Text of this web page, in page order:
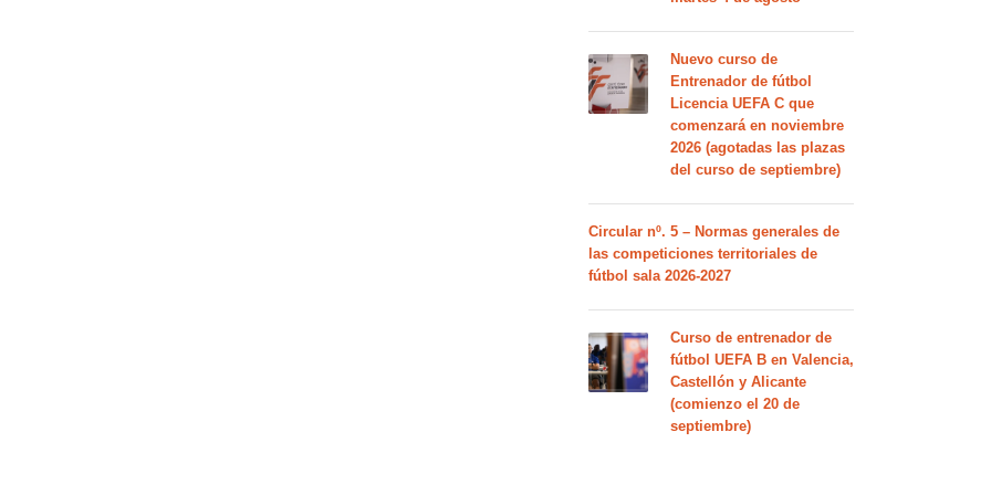
Nuevo curso de
Entrenador de fútbol
Licencia UEFA C que
comenzará en noviembre
2026 (agotadas las plazas
del curso de septiembre)
Circular nº. 5 – Normas generales de
las competiciones territoriales de
fútbol sala 2026-2027
Curso de entrenador de
fútbol UEFA B en Valencia,
Castellón y Alicante
(comienzo el 20 de
septiembre)